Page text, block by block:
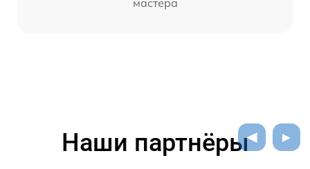
мастера
Наши партнёры